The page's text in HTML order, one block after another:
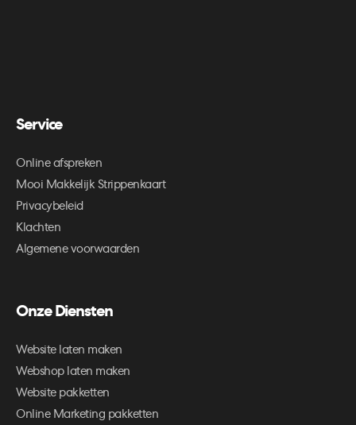
Service
Online afspreken
Mooi Makkelijk Strippenkaart
Privacybeleid
Klachten
Algemene voorwaarden
Onze Diensten
Website laten maken
Webshop laten maken
Website pakketten
Online Marketing pakketten